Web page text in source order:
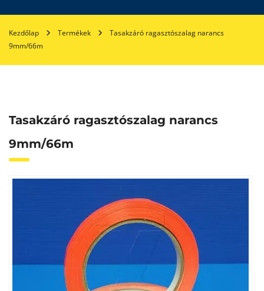
Kezdőlap Termékek
Tasakzáró ragasztószalag narancs
9mm/66m
Tasakzáró ragasztószalag narancs
9mm/66m